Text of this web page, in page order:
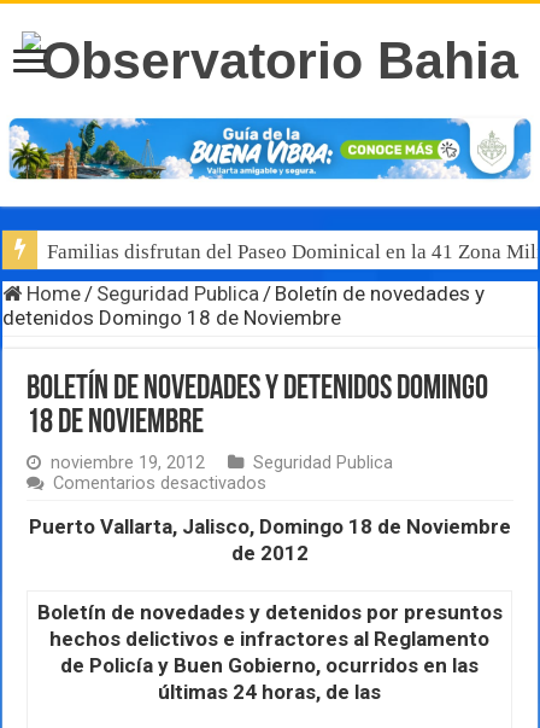
Familias disfrutan del Paseo Dominical en la 41 Zona
Home / Seguridad Publica / Boletín de novedades y
detenidos Domingo 18 de Noviembre
Boletín de novedades y detenidos Domingo
18 de Noviembre
noviembre 19, 2012
Seguridad Publica
Comentarios desactivados
de
novedades
y
Domingo
18
de
Noviembre
Puerto Vallarta, Jalisco, Domingo 18 de Noviembre
de 2012
Boletín de novedades y detenidos por presuntos
hechos delictivos e infractores al Reglamento
de Policía y Buen Gobierno, ocurridos en las
últimas 24 horas, de las